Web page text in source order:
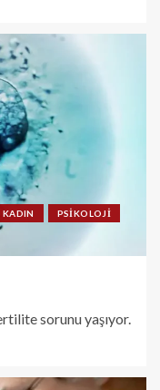
KADIN PSIKOLOJI
sorunu yaşıyor.